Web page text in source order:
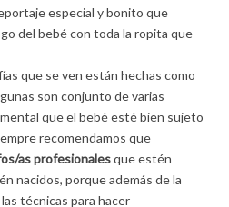
especial y bonito que
del bebé con toda la ropita que
que se ven están hechas como
son conjunto de varias
que el bebé esté bien sujeto
recomendamos que
as profesionalesque estén
nacidos, porque además de la
técnicas para hacer